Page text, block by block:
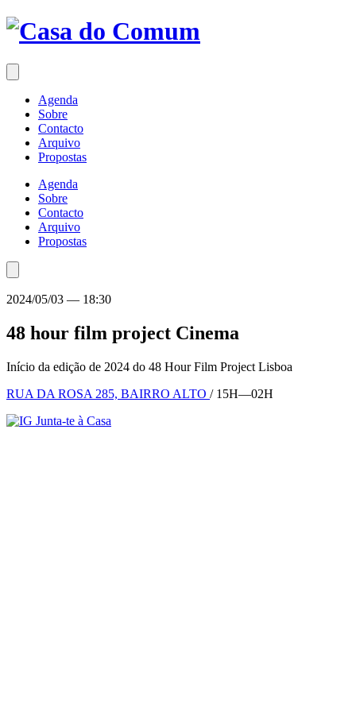
Saltar
para
conteúdo
Agenda
Sobre
Contacto
Arquivo
Propostas
Agenda
Sobre
Contacto
Arquivo
Propostas
2024/05/03 — 18:30
48 hour film project Cinema
Início da edição de 2024 do 48 Hour Film Project Lisboa
RUA DA ROSA 285, BAIRRO ALTO / 15H—02H
Junta-te à Casa